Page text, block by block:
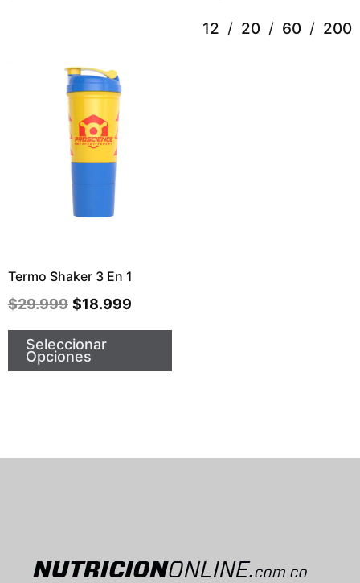
12 20 60 200
Termo Shaker 3 En 1
$29.999 $18.999
Seleccionar
Opciones